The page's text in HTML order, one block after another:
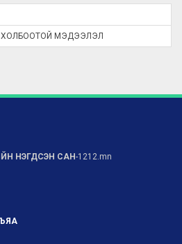
ХОЛБООТОЙ МЭДЭЭЛЭЛ
НЭГДСЭН САН-1212.mn